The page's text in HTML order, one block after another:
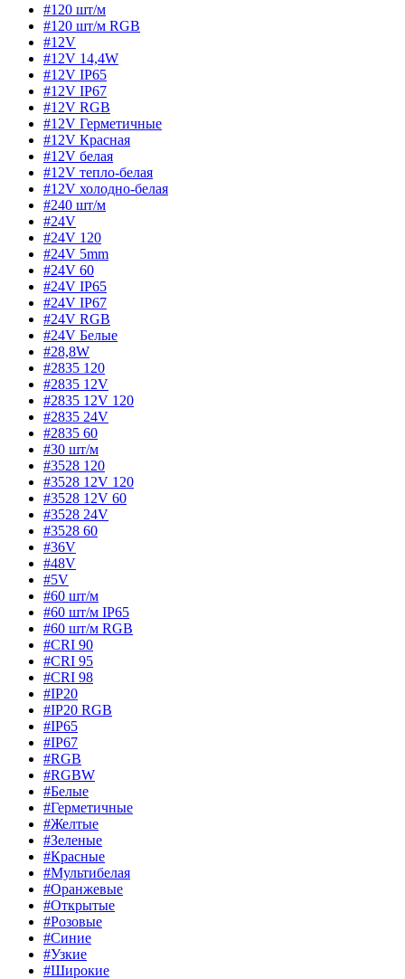
#120 шт/м
#120 шт/м RGB
#12V
#12V 14,4W
#12V IP65
#12V IP67
#12V RGB
#12V Герметичные
#12V Красная
#12V белая
#12V тепло-белая
#12V холодно-белая
#240 шт/м
#24V
#24V 120
#24V 5mm
#24V 60
#24V IP65
#24V IP67
#24V RGB
#24V Белые
#28,8W
#2835 120
#2835 12V
#2835 12V 120
#2835 24V
#2835 60
#30 шт/м
#3528 120
#3528 12V 120
#3528 12V 60
#3528 24V
#3528 60
#36V
#48V
#5V
#60 шт/м
#60 шт/м IP65
#60 шт/м RGB
#CRI 90
#CRI 95
#CRI 98
#IP20
#IP20 RGB
#IP65
#IP67
#RGB
#RGBW
#Белые
#Герметичные
#Желтые
#Зеленые
#Красные
#Мультибелая
#Оранжевые
#Открытые
#Розовые
#Синие
#Узкие
#Широкие